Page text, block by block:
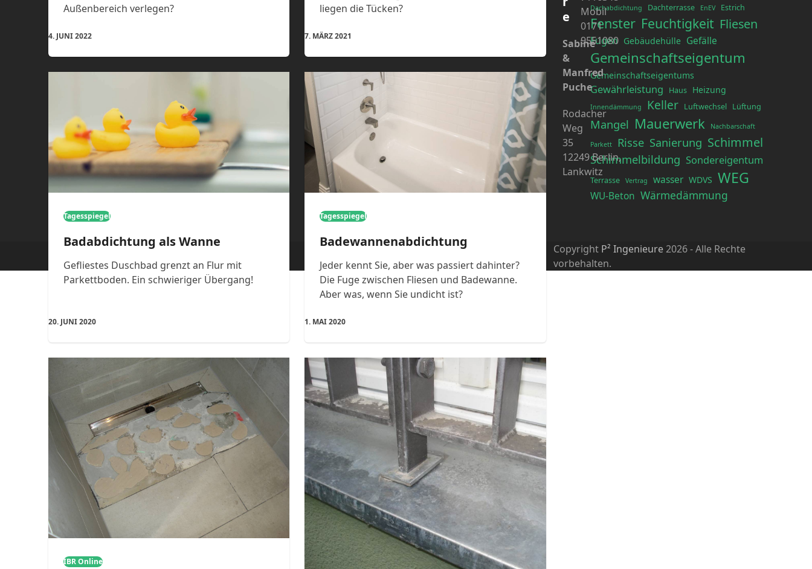
Außenbereich verlegen?
4. JUNI 2022
liegen die Tücken?
7. MÄRZ 2021
Tagesspiegel
Badabdichtung als Wanne
Gefliestes Duschbad grenzt an Flur mit
Parkettboden. Ein schwieriger Übergang!
20. JUNI 2020
Tagesspiegel
Badewannenabdichtung
Jeder kennt Sie, aber was passiert dahinter?
Die Fuge zwischen Fliesen und Badewanne.
Aber was, wenn Sie undicht ist?
1. MAI 2020
IBR Online
Dachabdichtung
Dachterrasse EnEV Estrich
Fenster Feuchtigkeit Fliesen
Fugen Gebäudehülle Gefälle
Gemeinschaftseigentum
Gemeinschaftseigentums
Gewährleistung Haus Heizung
Innendämmung Keller Luftwechsel Lüftung
Mangel Mauerwerk Nachbarschaft
Parkett Risse Sanierung Schimmel
Schimmelbildung Sondereigentum
Terrasse Vertrag wasser WDVS WEG
WU-Beton Wärmedämmung
e
Sabine
&
Manfred
Puche
Rodacher
Weg
35
12249 Berlin,
Lankwitz
Mobil
0171
9551080
Copyright P² Ingenieure2026 - Alle Rechte
vorbehalten.